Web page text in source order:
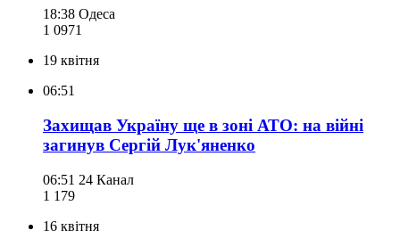
18:38 Одеса
1 0971
19 квітня
06:51
Захищав Україну ще в зоні АТО: на війні
загинув Сергій Лук'яненко
06:51 24 Канал
1 179
16 квітня